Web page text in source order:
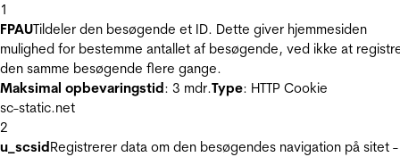
1
FPAUTildeler den besøgende et ID. Dette giver hjemmesiden
mulighed for bestemme antallet af besøgende, ved ikke at
den samme besøgende flere gange.
Maksimal opbevaringstid: 3 mdr.Type: HTTP Cookie
sc-static.net
2
u_scsidRegistrerer data om den besøgendes navigation på sitet -